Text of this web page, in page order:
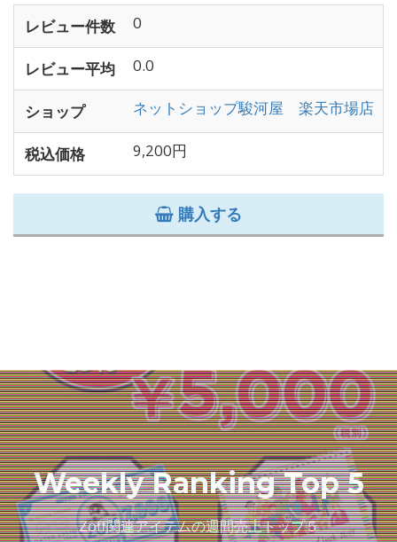
レビュー件数 0
レビュー平均 0.0
ショップ ネットショップ駿河屋 楽天市場店
税込価格 9,200円
購入する
Weekly Ranking Top 5
Zoff関連アイテムの週間売上トップ５